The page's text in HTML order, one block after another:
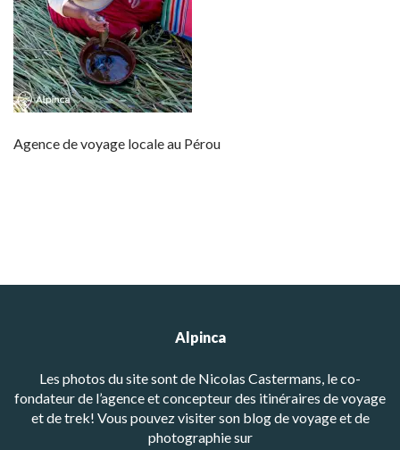
Agence de voyage locale au Pérou
Alpinca
Les photos du site sont de Nicolas Castermans, le co-
fondateur de l’agence et concepteur des itinéraires de voyage
et de trek! Vous pouvez visiter son blog de voyage et de
photographie sur